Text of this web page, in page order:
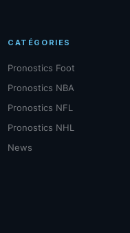
CATÉGORIES
Pronostics Foot
Pronostics NBA
Pronostics NFL
Pronostics NHL
News